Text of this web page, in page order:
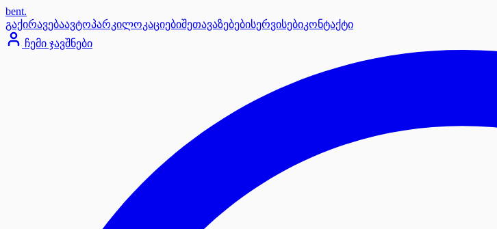
bent.
გაქირავებაავტოპარკილოკაციებიშეთავაზებებისერვისებიკონტაქტი
ჩემი ჯავშნები